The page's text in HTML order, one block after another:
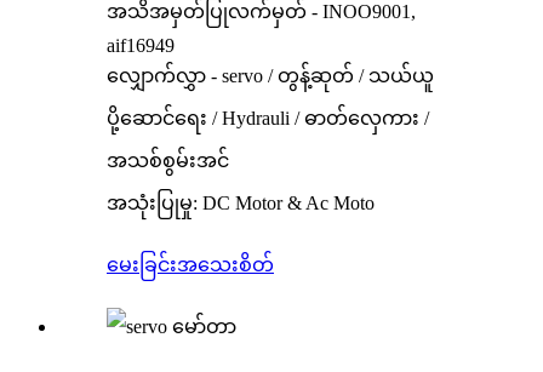
အသိအမှတ်ပြုလက်မှတ် - INOO9001,
aif16949
လျှောက်လွှာ - servo / တွန့်ဆုတ် / သယ်ယူ
ပို့ဆောင်ရေး / Hydrauli / ဓာတ်လှေကား /
အသစ်စွမ်းအင်
အသုံးပြုမှု: DC Motor & Ac Moto
မေးခြင်းအသေးစိတ်